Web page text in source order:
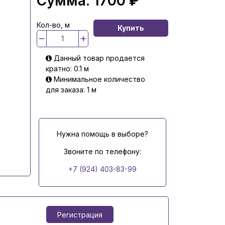
Кол-во, м Купить
Данный товар продается
кратно: 0.1 м
Минимальное количество
для заказа: 1 м
Нужна помощь в выборе?
Звоните по телефону:
+7 (924) 403-83-99
Регистрация